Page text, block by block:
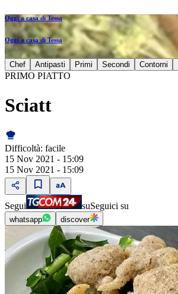
Oggi a casa di Tessa
Oggi a casa di Tessa
Chef Antipasti Primi Secondi Contorni
PRIMO PIATTO
Sciatt
Difficoltà: facile
15 Nov 2021 - 15:09
15 Nov 2021 - 15:09
Segui suSeguici su
whatsapp discover